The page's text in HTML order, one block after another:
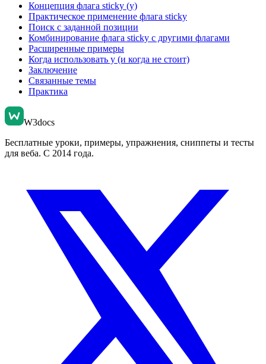
Концепция флага sticky (y)
Практическое применение флага sticky
Поиск с заданной позиции
Комбинирование флага sticky с другими флагами
Расширенные примеры
Когда использовать y (и когда не стоит)
Заключение
Связанные темы
Практика
W3docs
Бесплатные уроки, примеры, упражнения, сниппеты и тесты
для веба. С 2014 года.